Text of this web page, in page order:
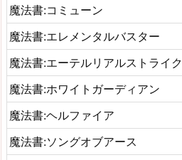
魔法書:コミューン
魔法書:エレメンタルバスター
魔法書:エーテルリアルストライク
魔法書:ホワイトガーディアン
魔法書:ヘルファイア
魔法書:ソングオブアース